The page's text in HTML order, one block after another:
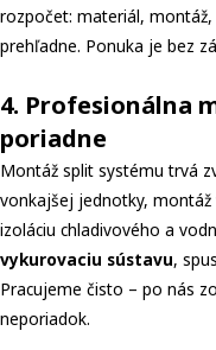
rozpočet: materiál,
prehľadne. Ponuka je bez
4. Profesionálna
poriadne
Montáž split systému trvá
vonkajšej jednotky,
izoláciu chladivového a
vykurovaciu sústavu,
Pracujeme čisto – po nás
neporiadok.